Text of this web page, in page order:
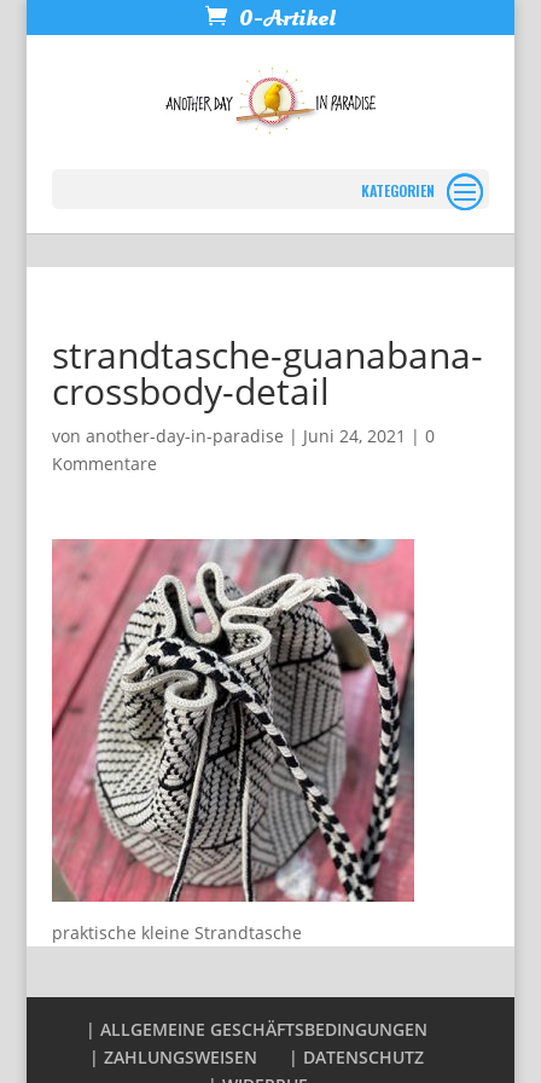
0-Artikel
strandtasche-guanabana-
crossbody-detail
von another-day-in-paradise | Juni 24, 2021 | 0
Kommentare
praktische kleine Strandtasche
| ALLGEMEINE GESCHÄFTSBEDINGUNGEN
| ZAHLUNGSWEISEN
| DATENSCHUTZ